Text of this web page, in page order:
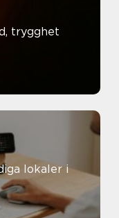
lokaler i